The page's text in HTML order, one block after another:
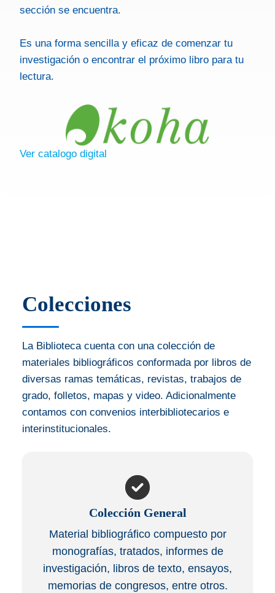
sección se encuentra.
Es una forma sencilla y eficaz de comenzar tu
investigación o encontrar el próximo libro para tu
lectura.
Ver catalogo digital
Colecciones
La Biblioteca cuenta con una colección de
materiales bibliográficos conformada por libros de
diversas ramas temáticas, revistas, trabajos de
grado, folletos, mapas y video. Adicionalmente
contamos con convenios interbibliotecarios e
interinstitucionales.
Colección General
Material bibliográfico compuesto por
monografías, tratados, informes de
investigación, libros de texto, ensayos,
memorias de congresos, entre otros.